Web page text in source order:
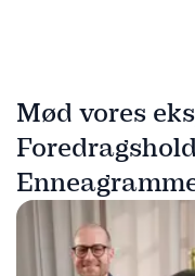
Mød vores